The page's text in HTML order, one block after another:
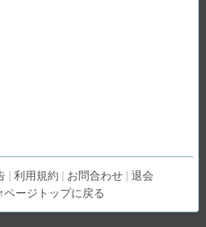
利用規約 お問合わせ
退会
↑ページトップに戻る